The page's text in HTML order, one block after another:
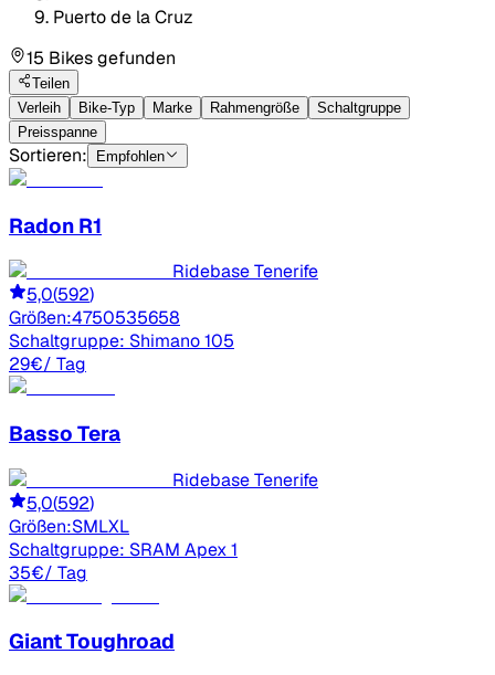
Puerto de la Cruz
15 Bikes gefunden
Teilen
Verleih
Bike-Typ Marke Rahmengröße
Schaltgruppe
Preisspanne
Sortieren: Empfohlen
Radon R1
Ridebase Tenerife
5,0(592)
Größen:4750535658
Schaltgruppe: Shimano 105
29€/ Tag
Basso Tera
Ridebase Tenerife
5,0(592)
Größen:SMLXL
Schaltgruppe: SRAM Apex 1
35€/ Tag
GiantToughroad